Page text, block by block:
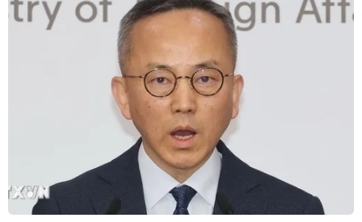
Jeep sẽ tung ra mẫu SUV điện đầu tiên cho
thị trường châu Âu
Jeep đặt mục tiêu chỉ sản xuất xe điện tại châu Âu vào
năm 2030 theo các kế hoạch Dare Forward của công ty
mẹ Stellantis, tập đoàn sở hữu các thương hiệu như
Peugeot, Fiat, Chrysler và Alfa Romeo.